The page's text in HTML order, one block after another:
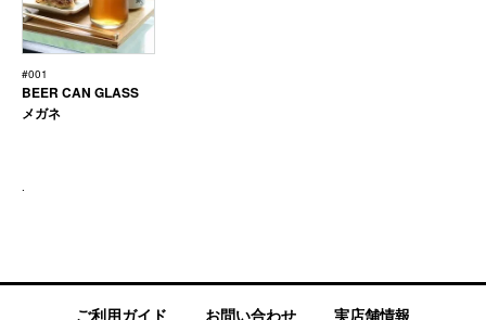
#001
BEER CAN GLASS
メガネ
.
ご利用ガイド お問い合わせ 実店舗情報